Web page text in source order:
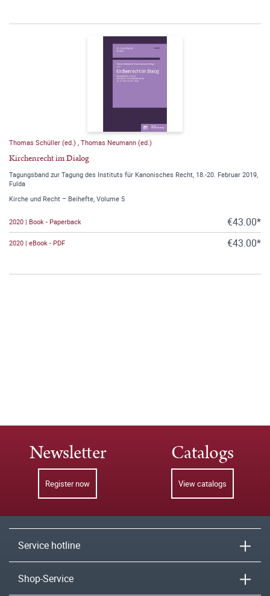
Thomas Schüller (ed.) Thomas Neumann (ed.)
Kirchenrecht im Dialog
Tagungsband zur Tagung des Instituts für Kanonisches Recht, 18.-20. Februar 2019,
Fulda
Kirche und Recht – Beihefte, Volume 5
2020 | Book - Paperback €43.00*
2020 | eBook - PDF €43.00*
Newsletter
Register now
Catalogs
View catalogs
Service hotline
Shop-Service